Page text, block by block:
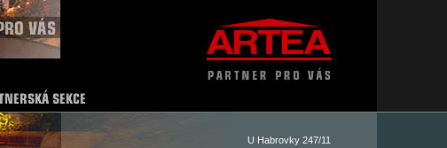
U Habrovky 247/11